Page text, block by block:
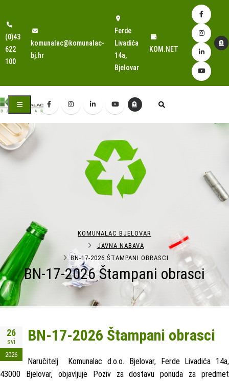
(0)43
622
100
komunalac@komunalac-
bj.hr
Ferde
Livadića
14a,
Bjelovar
KOM.NET
BN-17-2026 Štampani obrasci
KOMUNALAC BJELOVAR
JAVNA NABAVA
BN-17-2026 ŠTAMPANI OBRASCI
26
svi
2026
BN-17-2026 Štampani obrasci
Naručitelj Komunalac d.o.o. Bjelovar, Ferde Livadića 14a,
43000 Bjelovar, objavljuje Poziv za dostavu ponuda za predmet